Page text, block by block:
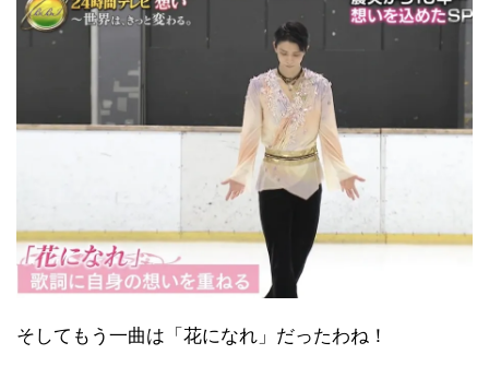
そしてもう一曲は「花になれ」だったわね！